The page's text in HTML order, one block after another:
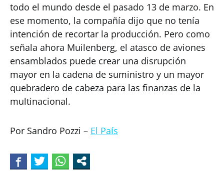
todo el mundo desde el pasado 13 de marzo. En
ese momento, la compañía dijo que no tenía
intención de recortar la producción. Pero como
señala ahora Muilenberg, el atasco de aviones
ensamblados puede crear una disrupción
mayor en la cadena de suministro y un mayor
quebradero de cabeza para las finanzas de la
multinacional.
Por Sandro Pozzi – El País